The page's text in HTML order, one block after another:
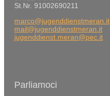
St.Nr. 91002690211
marco@jugenddienstmeran.it
mail@jugenddienstmeran.it
jugenddienst.meran@pec.it
Parliamoci